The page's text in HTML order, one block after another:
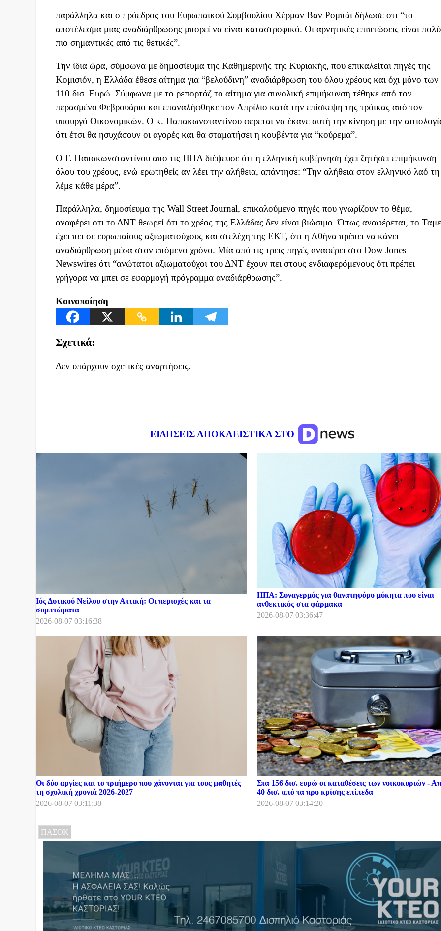
παράλληλα και ο πρόεδρος του Ευρωπαικού Συμβουλίου Χέρμαν Βαν Ρομπάι δήλωσε οτι “το
αποτέλεσμα μιας αναδιάρθρωσης μπορεί να είναι καταστροφικό. Οι αρνητικές επιπτώσεις είναι πολύ
πιο σημαντικές από τις θετικές”.
Την ίδια ώρα, σύμφωνα με δημοσίευμα της Καθημερινής της Κυριακής, που επικαλείται πηγές της
Κομισιόν, η Ελλάδα έθεσε αίτημα για “βελούδινη” αναδιάρθρωση του όλου χρέους και όχι μόνο των
110 δισ. Ευρώ. Σύμφωνα με το ρεπορτάζ το αίτημα για συνολική επιμήκυνση τέθηκε από τον
περασμένο Φεβρουάριο και επαναλήφθηκε τον Απρίλιο κατά την επίσκεψη της τρόικας από τον
υπουργό Οικονομικών. Ο κ. Παπακωνσταντίνου φέρεται να έκανε αυτή την κίνηση με την
ότι έτσι θα ησυχάσουν οι αγορές και θα σταματήσει η κουβέντα για “κούρεμα”.
Ο Γ. Παπακωνσταντίνου απο τις ΗΠΑ διέψευσε ότι η ελληνική κυβέρνηση έχει ζητήσει επιμήκυνση
όλου του χρέους, ενώ ερωτηθείς αν λέει την αλήθεια, απάντησε: “Την αλήθεια στον ελληνικό λαό τη
λέμε κάθε μέρα”.
Παράλληλα, δημοσίευμα της Wall Street Journal, επικαλούμενο πηγές που γνωρίζουν το θέμα,
αναφέρει οτι το ΔΝΤ θεωρεί ότι το χρέος της Ελλάδας δεν είναι βιώσιμο. Όπως αναφέρεται, το
έχει πει σε ευρωπαίους αξιωματούχους και στελέχη της ΕΚΤ, ότι η Αθήνα πρέπει να κάνει
αναδιάρθρωση μέσα στον επόμενο χρόνο. Μία από τις τρεις πηγές αναφέρει στο Dow Jones
Newswires ότι “ανώτατοι αξιωματούχοι του ΔΝΤ έχουν πει στους ενδιαφερόμενους ότι πρέπει
γρήγορα να μπει σε εφαρμογή πρόγραμμα αναδιάρθρωσης”.
Κοινοποίηση
Σχετικά:
Δεν υπάρχουν σχετικές αναρτήσεις.
ΕΙΔΗΣΕΙΣ ΑΠΟΚΛΕΙΣΤΙΚΑ ΣΤΟ
Ιός Δυτικού Νείλου στην Αττική: Οι περιοχές και τα
συμπτώματα
2026-08-07 03:16:38
ΗΠΑ: Συναγερμός για θανατηφόρο μύκητα που είναι
ανθεκτικός στα φάρμακα
2026-08-07 03:36:47
Οι δύο αργίες και το τριήμερο που χάνονται για τους μαθητές
τη σχολική χρονιά 2026-2027
2026-08-07 03:11:38
Στα 156 δισ. ευρώ οι καταθέσεις των νοικοκυριών -
40 δισ. από τα προ κρίσης επίπεδα
2026-08-07 03:14:20
ΠΑΣΟΚ